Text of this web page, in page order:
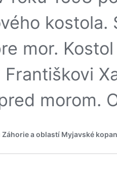
kostola.
mor.
morom.
a oblastí Myjavské